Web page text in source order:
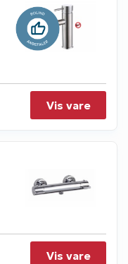
Vis vare
Vis vare